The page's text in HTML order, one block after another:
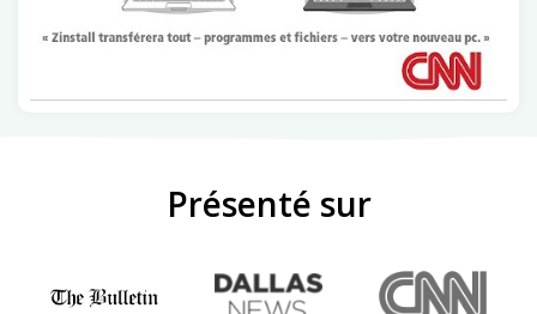
Présenté sur